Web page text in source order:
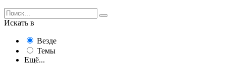
Искать в
Везде
Темы
Ещё...